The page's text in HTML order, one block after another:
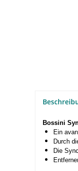
Bossini
Ein
Durch
Die